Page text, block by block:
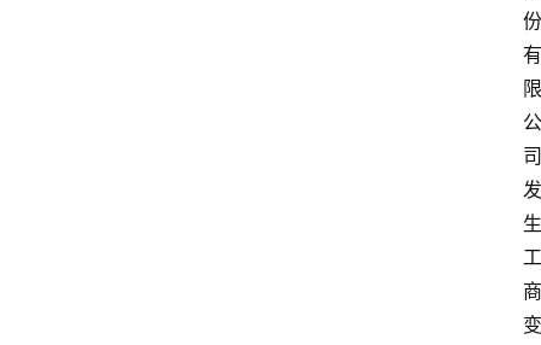
份
有
限
公
司
发
生
工
商
变